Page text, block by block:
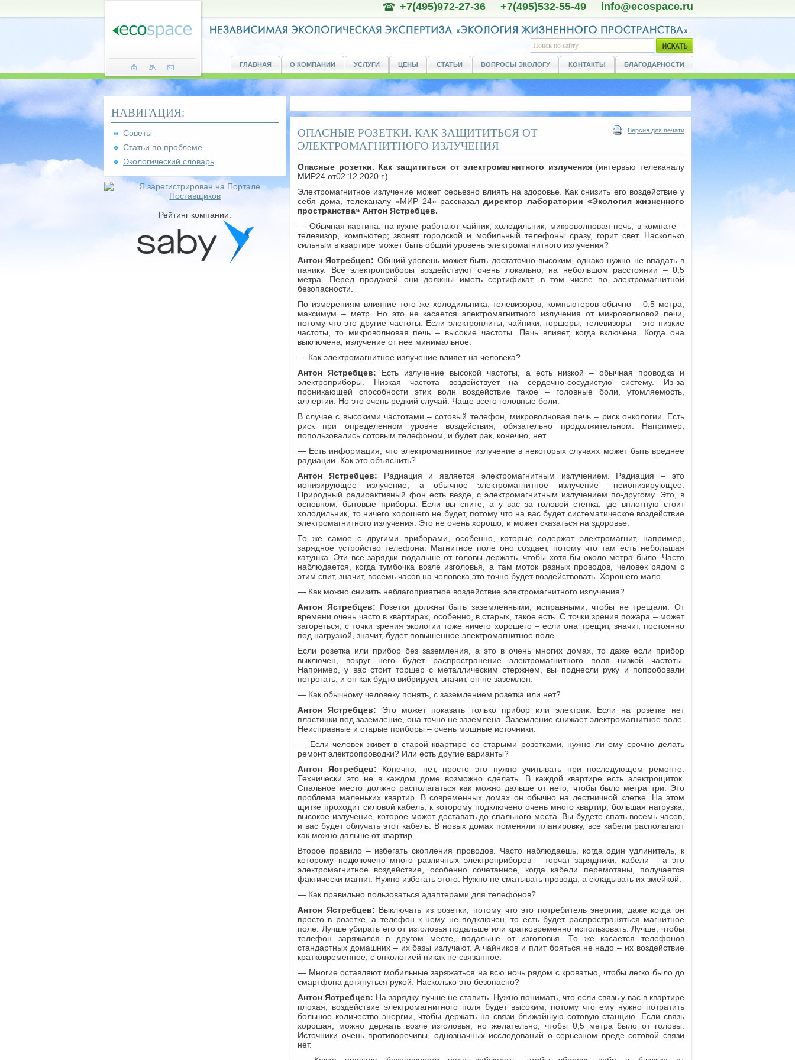
+7(495)972-27-36 +7(495)532-55-49 info@ecospace.ru
ГЛАВНАЯ О КОМПАНИИ УСЛУГИ ЦЕНЫ СТАТЬИ ВОПРОСЫ ЭКОЛОГУ КОНТАКТЫ БЛАГОДАРНОСТИ
Версия для печати
ОПАСНЫЕ РОЗЕТКИ. КАК ЗАЩИТИТЬСЯ ОТ
ЭЛЕКТРОМАГНИТНОГО ИЗЛУЧЕНИЯ
Опасные розетки. Как защититься от электромагнитного излучения(интервью телеканалу
МИР24 от02.12.2020 г.).
Электромагнитное излучение может серьезно влиять на здоровье. Как снизить его воздействие у
себя дома, телеканалу «МИР 24» рассказалдиректор лаборатории «Экология жизненного
пространства» Антон Ястребцев.
— Обычная картина: на кухне работают чайник, холодильник, микроволновая печь; в комнате –
телевизор, компьютер; звонят городской и мобильный телефоны сразу, горит свет. Насколько
сильным в квартире может быть общий уровень электромагнитного излучения?
Антон Ястребцев: Общий уровень может быть достаточно высоким, однако нужно не впадать в
панику. Все электроприборы воздействуют очень локально, на небольшом расстоянии – 0,5
метра. Перед продажей они должны иметь сертификат, в том числе по электромагнитной
безопасности.
По измерениям влияние того же холодильника, телевизоров, компьютеров обычно – 0,5 метра,
максимум – метр. Но это не касается электромагнитного излучения от микроволновой печи,
потому что это другие частоты. Если электроплиты, чайники, торшеры, телевизоры – это низкие
частоты, то микроволновая печь – высокие частоты. Печь влияет, когда включена. Когда она
выключена, излучение от нее минимальное.
— Как электромагнитное излучение влияет на человека?
Антон Ястребцев: Есть излучение высокой частоты, а есть низкой – обычная проводка и
электроприборы. Низкая частота воздействует на сердечно-сосудистую систему. Из-за
проникающей способности этих волн воздействие такое – головные боли, утомляемость,
аллергии. Но это очень редкий случай. Чаще всего головные боли.
В случае с высокими частотами – сотовый телефон, микроволновая печь – риск онкологии. Есть
риск при определенном уровне воздействия, обязательно продолжительном. Например,
попользовались сотовым телефоном, и будет рак, конечно, нет.
— Есть информация, что электромагнитное излучение в некоторых случаях может быть вреднее
радиации. Как это объяснить?
Антон Ястребцев: Радиация и является электромагнитным излучением. Радиация – это
ионизирующее излучение, а обычное электромагнитное излучение –неионизирующее.
Природный радиоактивный фон есть везде, с электромагнитным излучением по-другому. Это, в
основном, бытовые приборы. Если вы спите, а у вас за головой стенка, где вплотную стоит
холодильник, то ничего хорошего не будет, потому что на вас будет систематическое воздействие
электромагнитного излучения. Это не очень хорошо, и может сказаться на здоровье.
То же самое с другими приборами, особенно, которые содержат электромагнит, например,
зарядное устройство телефона. Магнитное поле оно создает, потому что там есть небольшая
катушка. Эти все зарядки подальше от головы держать, чтобы хотя бы около метра было. Часто
наблюдается, когда тумбочка возле изголовья, а там моток разных проводов, человек рядом с
этим спит, значит, восемь часов на человека это точно будет воздействовать. Хорошего мало.
— Как можно снизить неблагоприятное воздействие электромагнитного излучения?
Антон Ястребцев: Розетки должны быть заземленными, исправными, чтобы не трещали. От
времени очень часто в квартирах, особенно, в старых, такое есть. С точки зрения пожара – может
загореться, с точки зрения экологии тоже ничего хорошего – если она трещит, значит, постоянно
под нагрузкой, значит, будет повышенное электромагнитное поле.
Если розетка или прибор без заземления, а это в очень многих домах, то даже если прибор
выключен, вокруг него будет распространение электромагнитного поля низкой частоты.
Например, у вас стоит торшер с металлическим стержнем, вы поднесли руку и попробовали
потрогать, и он как будто вибрирует, значит, он не заземлен.
— Как обычному человеку понять, с заземлением розетка или нет?
Антон Ястребцев: Это может показать только прибор или электрик. Если на розетке нет
пластинки под заземление, она точно не заземлена. Заземление снижает электромагнитное поле.
Неисправные и старые приборы – очень мощные источники.
— Если человек живет в старой квартире со старыми розетками, нужно ли ему срочно делать
ремонт электропроводки? Или есть другие варианты?
Антон Ястребцев: Конечно, нет, просто это нужно учитывать при последующем ремонте.
Технически это не в каждом доме возможно сделать. В каждой квартире есть электрощиток.
Спальное место должно располагаться как можно дальше от него, чтобы было метра три. Это
проблема маленьких квартир. В современных домах он обычно на лестничной клетке. На этом
щитке проходит силовой кабель, к которому подключено очень много квартир, большая нагрузка,
высокое излучение, которое может доставать до спального места. Вы будете спать восемь часов,
и вас будет облучать этот кабель. В новых домах поменяли планировку, все кабели располагают
как можно дальше от квартир.
Второе правило – избегать скопления проводов. Часто наблюдаешь, когда один удлинитель, к
которому подключено много различных электроприборов – торчат зарядники, кабели – а это
электромагнитное воздействие, особенно сочетанное, когда кабели перемотаны, получается
фактически магнит. Нужно избегать этого. Нужно не сматывать провода, а складывать их змейкой.
— Как правильно пользоваться адаптерами для телефонов?
Антон Ястребцев: Выключать из розетки, потому что это потребитель энергии, даже когда он
просто в розетке, а телефон к нему не подключен, то есть будет распространяться магнитное
поле. Лучше убирать его от изголовья подальше или кратковременно использовать. Лучше, чтобы
телефон заряжался в другом месте, подальше от изголовья. То же касается телефонов
стандартных домашних – их базы излучают. А чайников и плит бояться не надо – их воздействие
кратковременное, с онкологией никак не связанное.
— Многие оставляют мобильные заряжаться на всю ночь рядом с кроватью, чтобы легко было до
смартфона дотянуться рукой. Насколько это безопасно?
Антон Ястребцев: На зарядку лучше не ставить. Нужно понимать, что если связь у вас в квартире
плохая, воздействие электромагнитного поля будет высоким, потому что ему нужно потратить
большое количество энергии, чтобы держать на связи ближайшую сотовую станцию. Если связь
хорошая, можно держать возле изголовья, но желательно, чтобы 0,5 метра было от головы.
Источники очень противоречивы, однозначных исследований о серьезном вреде сотовой связи
нет.
НАВИГАЦИЯ:
Советы
Статьи по проблеме
Экологический словарь
Рейтинг компании: